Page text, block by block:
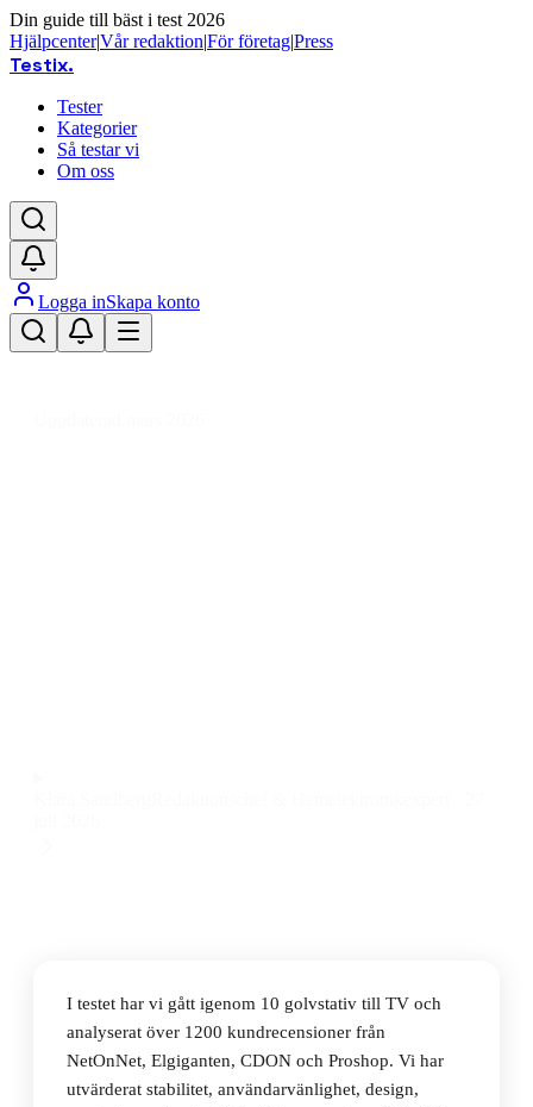
Din guide till bäst i test 2026
Hjälpcenter|Vår redaktion|För företag|Press
Testix.
Tester
Kategorier
Så testar vi
Om oss
Logga inSkapa konto
I testet har vi gått igenom 10 golvstativ till TV och
analyserat över 1200 kundrecensioner från
NetOnNet, Elgiganten, CDON och Proshop. Vi har
utvärderat stabilitet, användarvänlighet, design,